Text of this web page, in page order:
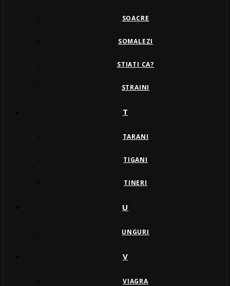
SOACRE
SOMALEZI
STIATI CA?
STRAINI
T
TARANI
TIGANI
TINERI
U
UNGURI
V
VIAGRA